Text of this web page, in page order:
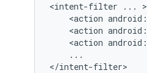
<intent-filter ...
<action
<action
<action
...
</intent-filter>